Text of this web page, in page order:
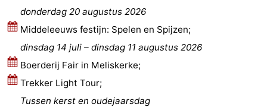
Walcherse
Dishoek
Middelburg
Zeeuws-
donderdag 20 augustus 2026
Middeleeuws festijn: Spelen en Spijzen;
dinsdag 14 juli – dinsdag 11 augustus 2026
Boerderij Fair in Meliskerke;
Trekker Light Tour;
Tussen kerst en oudejaarsdag